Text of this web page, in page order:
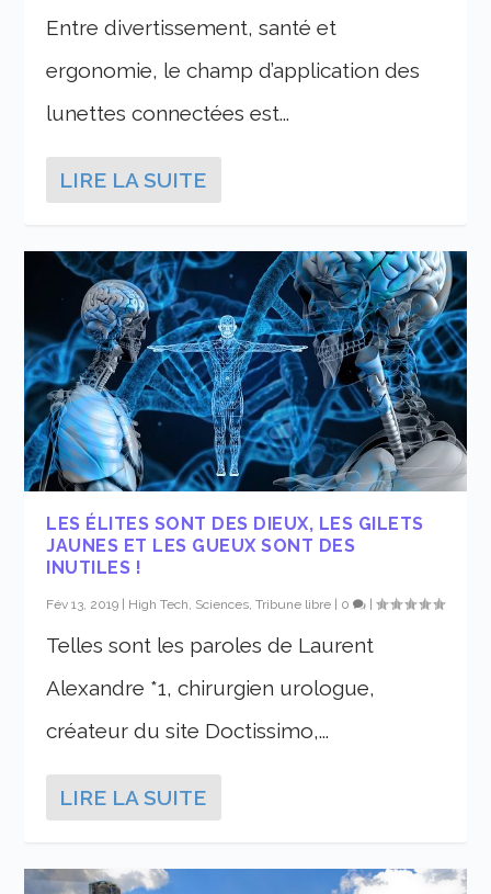
Entre divertissement, santé et
ergonomie, le champ d’application des
lunettes connectées est...
LIRE LA SUITE
LES ÉLITES SONT DES DIEUX, LES GILETS
JAUNES ET LES GUEUX SONT DES
INUTILES !
Fév 13, 2019 High Tech, Sciences,Tribune libre 0 |
Telles sont les paroles de Laurent
Alexandre *1, chirurgien urologue,
créateur du site Doctissimo,...
LIRE LA SUITE